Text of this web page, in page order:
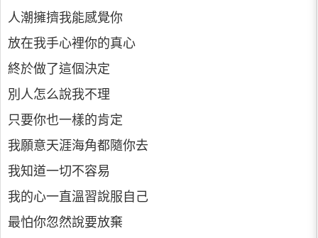
人潮擁擠我能感覺你
放在我手心裡你的真心
終於做了這個決定
別人怎么說我不理
只要你也一樣的肯定
我願意天涯海角都隨你去
我知道一切不容易
我的心一直溫習說服自己
最怕你忽然說要放棄